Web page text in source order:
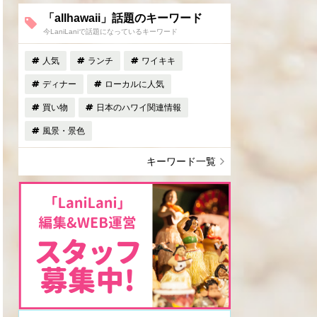
「allhawaii」話題のキーワード
今LaniLaniで話題になっているキーワード
人気 ランチ ワイキキ
ディナー ローカルに人気
買い物 日本のハワイ関連情報
風景・景色
キーワード一覧